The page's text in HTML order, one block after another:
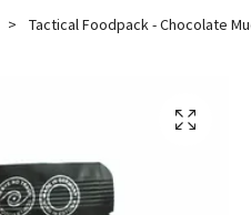
Tactical Foodpack - Chocolate